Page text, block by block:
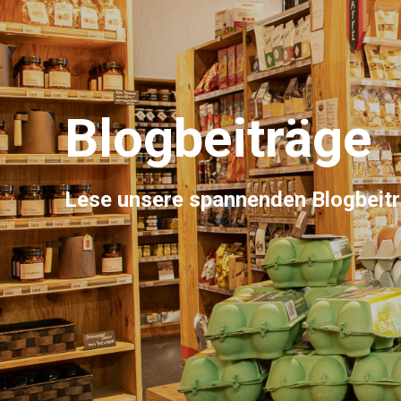
Blogbeiträge
Lese unsere spannenden